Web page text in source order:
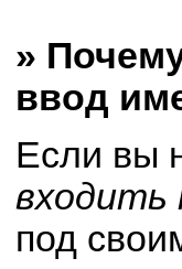
»
ввод
Если вы
входить
под